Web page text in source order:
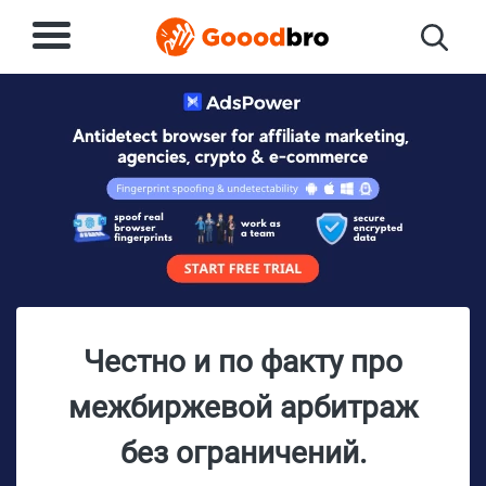
Честно и по факту про
межбиржевой арбитраж
без ограничений.